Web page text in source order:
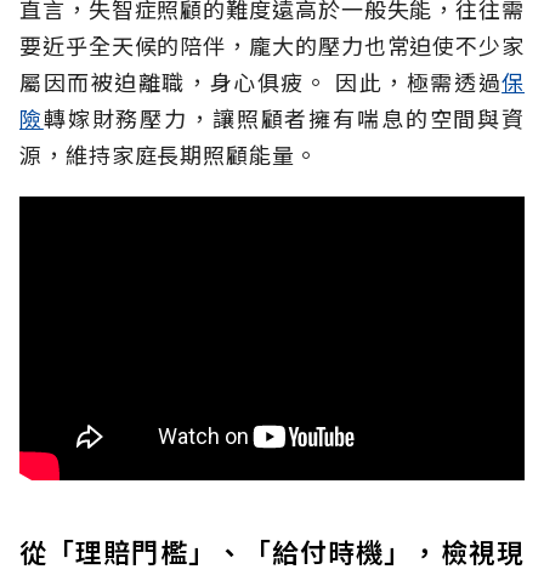
直言，失智症照顧的難度遠高於一般失能，往往需
要近乎全天候的陪伴，龐大的壓力也常迫使不少家
屬因而被迫離職，身心俱疲。 因此，極需透過保
險轉嫁財務壓力，讓照顧者擁有喘息的空間與資
源，維持家庭長期照顧能量。
從「理賠門檻」、「給付時機」，檢視現